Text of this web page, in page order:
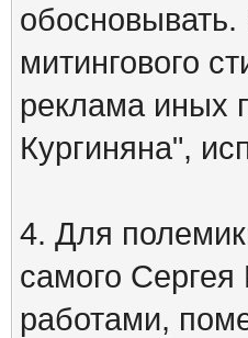
обосновывать.
митингового
реклама иных
Кургиняна",
4. Для
самого
работами,